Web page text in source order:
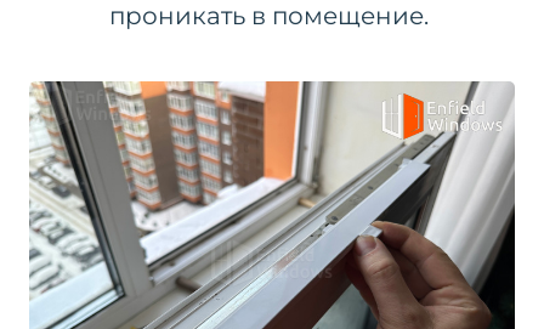
проникать в помещение.